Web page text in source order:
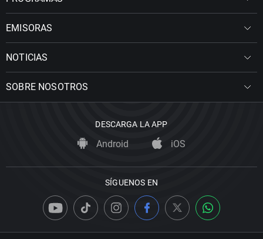
EMISORAS
NOTICIAS
SOBRE NOSOTROS
DESCARGA LA APP
Android iOS
SÍGUENOS EN